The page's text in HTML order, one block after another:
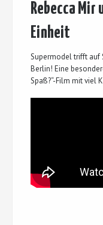
Rebecca
Einheit
Supermodel trifft auf
Berlin! Eine
Spaß?“-Film mit viel